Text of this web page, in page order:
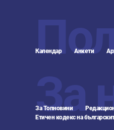
Календар Анкети
За
За Топновини
Етичен кодекс на